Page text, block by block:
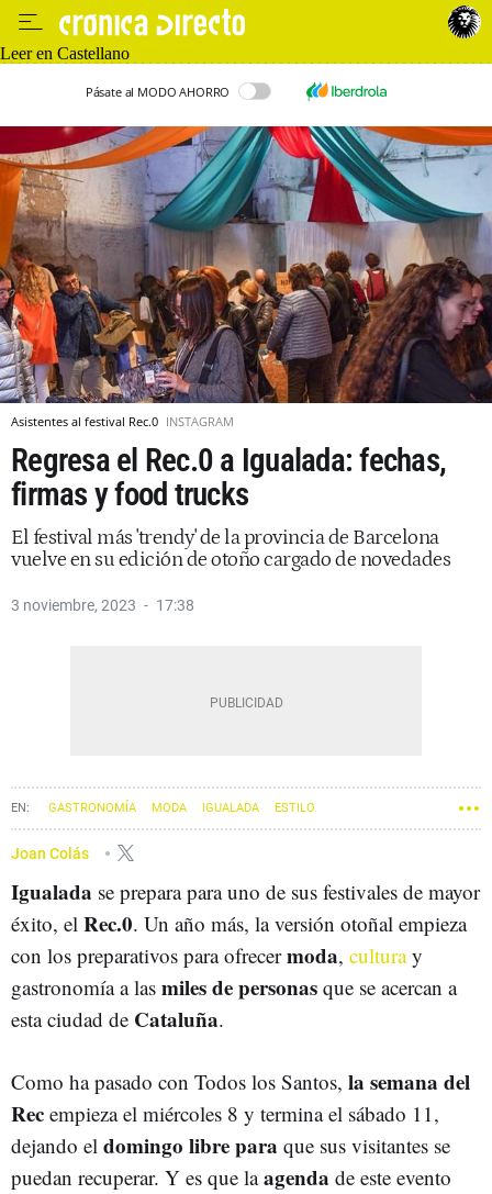
Leer en Castellano
Pásate al MODO AHORRO
Asistentes al festival Rec.0 INSTAGRAM
Regresa el Rec.0 a Igualada: fechas,
firmas y food trucks
El festival más 'trendy' de la provincia de Barcelona
vuelve en su edición de otoño cargado de novedades
3 noviembre, 2023 17:38
GASTRONOMÍA MODA IGUALADA ESTILO
Joan Colás
Igualada se prepara para uno de sus festivales de mayor
éxito, el Rec.0. Un año más, la versión otoñal empieza
con los preparativos para ofrecermoda, culturay
gastronomía a las miles de personas que se acercan a
esta ciudad de Cataluña.
Como ha pasado con Todos los Santos, la semana del
Rec empieza el miércoles 8 y termina el sábado 11,
dejando el domingo libre para que sus visitantes se
puedan recuperar. Y es que laagenda de este evento